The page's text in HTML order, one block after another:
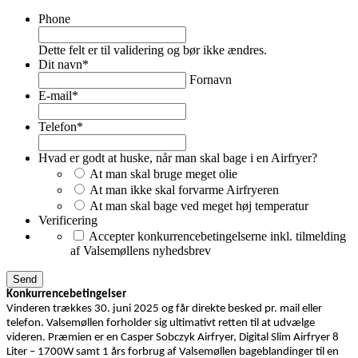
Phone
Dette felt er til validering og bør ikke ændres.
Dit navn*
Fornavn
E-mail*
Telefon*
Hvad er godt at huske, når man skal bage i en Airfryer?
At man skal bruge meget olie
At man ikke skal forvarme Airfryeren
At man skal bage ved meget høj temperatur
Verificering
Accepter konkurrencebetingelserne inkl. tilmelding
af Valsemøllens nyhedsbrev
Konkurrencebetingelser
Vinderen trækkes 30. juni 2025 og får direkte besked pr. mail eller
telefon. Valsemøllen forholder sig ultimativt retten til at udvælge
videren. Præmien er en Casper Sobczyk Airfryer, Digital Slim Airfryer 8
Liter – 1700W samt 1 års forbrug af Valsemøllen bageblandinger til en